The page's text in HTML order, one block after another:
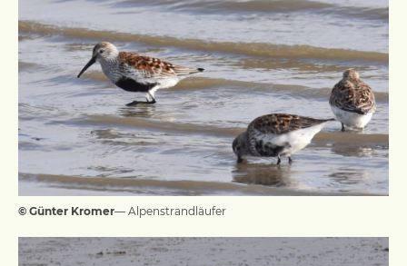
© Günter Kromer— Alpenstrandläufer